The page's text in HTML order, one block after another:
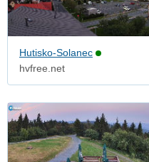
Hutisko-Solanec
hvfree.net